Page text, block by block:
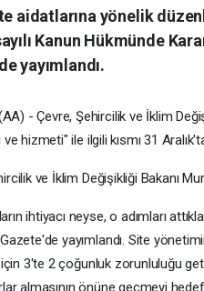
aidatlarına yönelik
Kanun Hükmünde
yayımlandı.
- Çevre, Şehircilik ve İklim
ve hizmeti" ile ilgili kısmı 31
ve İklim Değişikliği Bakanı
ihtiyacı neyse, o adımları
yayımlandı. Site
3'te 2 çoğunluk zorunluluğu
almasının önüne geçmeyi